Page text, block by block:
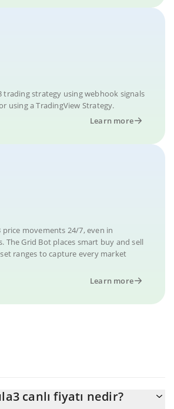
trading strategy using webhook signals
using a TradingView Strategy.
Learn more
price movements 24/7, even in
The Grid Bot places smart buy and sell
ranges to capture every market
Learn more
canlı fiyatı nedir?